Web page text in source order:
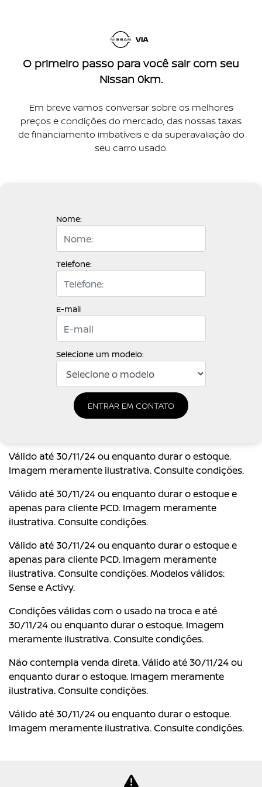
O primeiro passo para você sair com seu
Nissan 0km.
Em breve vamos conversar sobre os melhores
preços e condições do mercado, das nossas taxas
de financiamento imbatíveis e da superavaliação do
seu carro usado.
Nome:
Telefone:
E-mail
Selecione um modelo:
ENTRAR EM CONTATO
Válido até 30/11/24 ou enquanto durar o estoque.
Imagem meramente ilustrativa. Consulte condições.
Válido até 30/11/24 ou enquanto durar o estoque e
apenas para cliente PCD. Imagem meramente
ilustrativa. Consulte condições.
Válido até 30/11/24 ou enquanto durar o estoque e
apenas para cliente PCD. Imagem meramente
ilustrativa. Consulte condições. Modelos válidos:
Sense e Activy.
Condições válidas com o usado na troca e até
30/11/24 ou enquanto durar o estoque. Imagem
meramente ilustrativa. Consulte condições.
Não contempla venda direta. Válido até 30/11/24 ou
enquanto durar o estoque. Imagem meramente
ilustrativa. Consulte condições.
Válido até 30/11/24 ou enquanto durar o estoque.
Imagem meramente ilustrativa. Consulte condições.